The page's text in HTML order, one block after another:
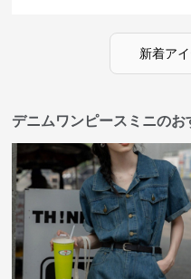
新着ア
デニムワンピースミニのお